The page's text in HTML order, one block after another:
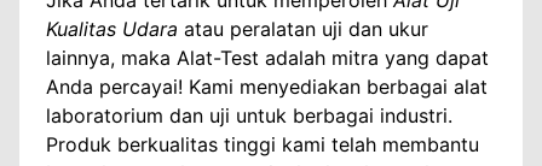
Kualitas Udara atau peralatan uji dan ukur
lainnya, maka Alat-Test adalah mitra yang dapat
Anda percayai! Kami menyediakan berbagai alat
laboratorium dan uji untuk berbagai industri.
Produk berkualitas tinggi kami telah membantu